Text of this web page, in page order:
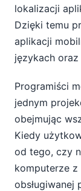
lokalizacji
Dzięki temu
aplikacji
językach
Programiści
jednym
obejmując
Kiedy
od tego, czy
komputerze z
obsługiwanej